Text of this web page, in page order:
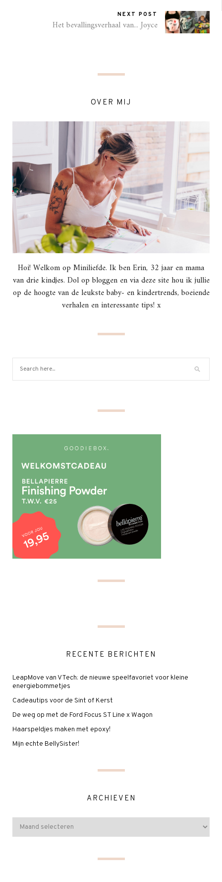
NEXT POST
Het bevallingsverhaal van... Joyce
OVER MIJ
Hoi! Welkom op Miniliefde. Ik ben Erin, 32 jaar en mama
van drie kindjes. Dol op bloggen en via deze site hou ik jullie
op de hoogte van de leukste baby- en kindertrends, boeiende
verhalen en interessante tips! x
RECENTE BERICHTEN
LeapMove van VTech: de nieuwe speelfavoriet voor kleine
energiebommetjes
Cadeautips voor de Sint of Kerst
De weg op met de Ford Focus ST Line x Wagon
Haarspeldjes maken met epoxy!
Mijn echte BellySister!
ARCHIEVEN